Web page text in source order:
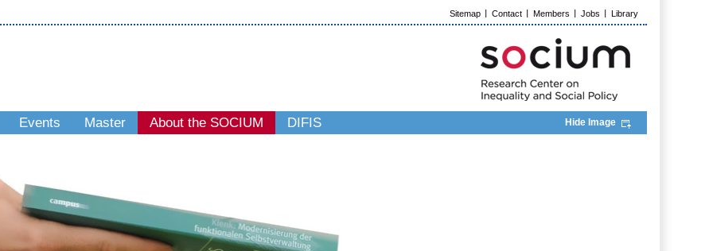
Sitemap Contact Members Jobs Library
Events Master About the SOCIUM DIFIS Hide Image